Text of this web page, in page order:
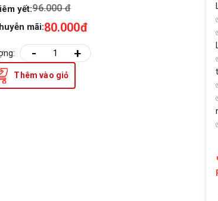
yết:96.000 đ
mãi:80.000đ
- +
Thêm vào giỏ